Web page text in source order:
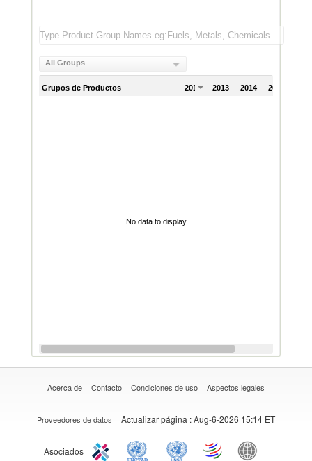
All Groups
Grupos de Productos 2012 2013 2014 2015
No data to display
Acerca de Contacto Condiciones de uso Aspectos legales
Proveedores de datos Actualizar página : Aug-6-2026 15:14 ET
Asociados